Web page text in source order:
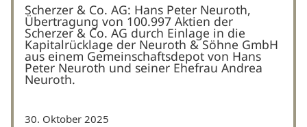
Scherzer & Co. AG: Hans Peter Neuroth,
Übertragung von 100.997 Aktien der
Scherzer & Co. AG durch Einlage in die
Kapitalrücklage der Neuroth & Söhne GmbH
aus einem Gemeinschaftsdepot von Hans
Peter Neuroth und seiner Ehefrau Andrea
Neuroth.
30. Oktober 2025